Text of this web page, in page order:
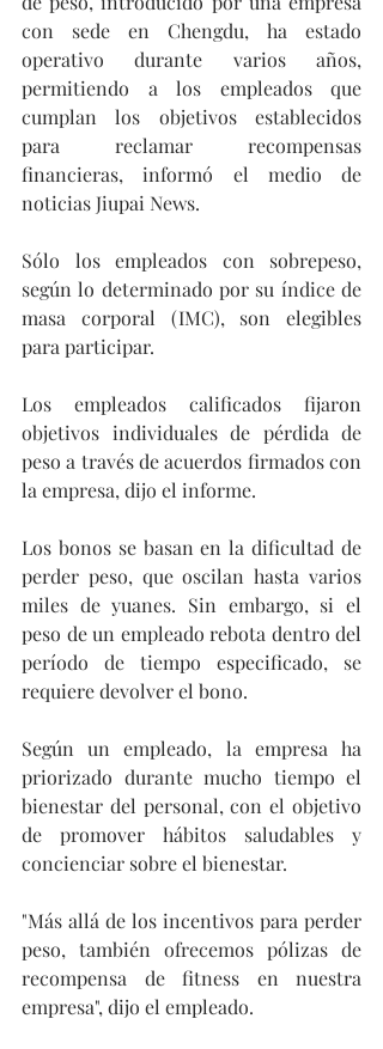
con sede en Chengdu, ha estado
operativo durante varios años,
permitiendo a los empleados que
cumplan los objetivos establecidos
para reclamar recompensas
financieras, informó el medio de
noticias Jiupai News.
Sólo los empleados con sobrepeso,
según lo determinado por su índice de
masa corporal (IMC), son elegibles
para participar.
Los empleados calificados fijaron
objetivos individuales de pérdida de
peso a través de acuerdos firmados con
la empresa, dijo el informe.
Los bonos se basan en la dificultad de
perder peso, que oscilan hasta varios
miles de yuanes. Sin embargo, si el
peso de un empleado rebota dentro del
período de tiempo especificado, se
requiere devolver el bono.
Según un empleado, la empresa ha
priorizado durante mucho tiempo el
bienestar del personal, con el objetivo
de promover hábitos saludables y
concienciar sobre el bienestar.
"Más allá de los incentivos para perder
peso, también ofrecemos pólizas de
recompensa de fitness en nuestra
empresa", dijo el empleado.